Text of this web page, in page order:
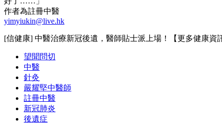
作者為註冊中醫
yimyiukin@live.hk
[信健康] 中醫治療新冠後遺，醫師貼士派上場！【更多健康資
望聞問切
中醫
針灸
嚴耀堅中醫師
註冊中醫
新冠肺炎
後遺症